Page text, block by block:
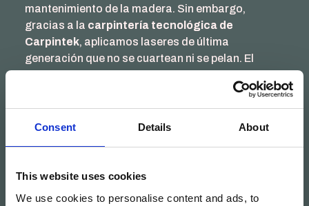
Consent Details About
This website uses cookies
We use cookies to personalise content and ads, to
mantenimiento de la madera. Sin embargo,
gracias a la carpintería tecnológica de
Carpintek, aplicamos laseres de última
generación que no se cuartean ni se pelan. El
limpieza periódica, manteniendo la ventana
impecable durante décadas.